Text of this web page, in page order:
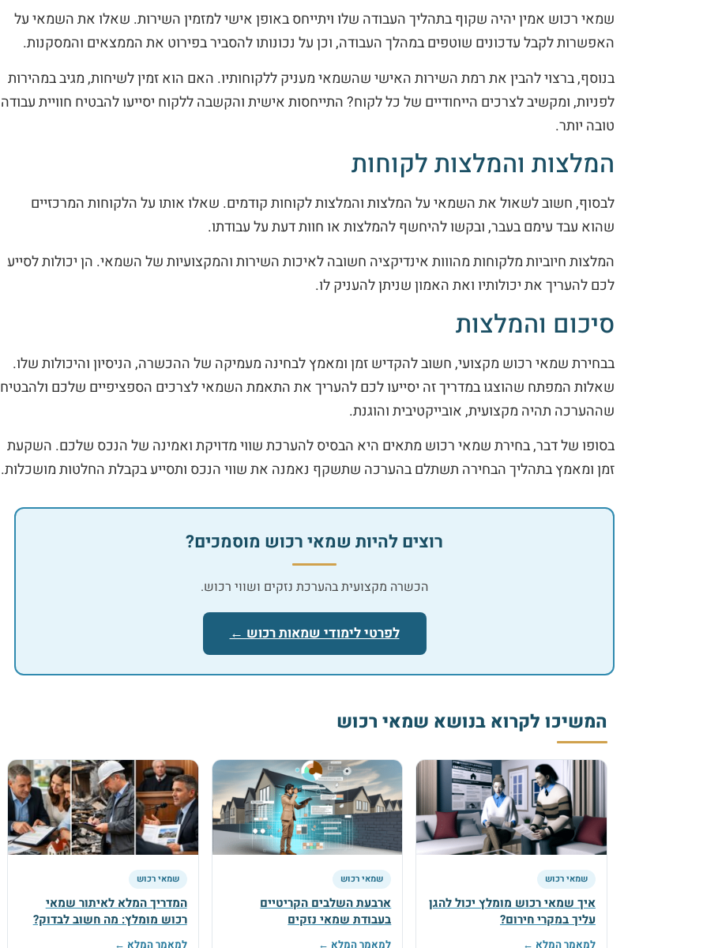
שמאי רכוש אמין יהיה שקוף בתהליך העבודה שלו ויתייחס באופן אישי למזמין השירות. שאלו את השמאי על
האפשרות לקבל עדכונים שוטפים במהלך העבודה, וכן על נכונותו להסביר בפירוט את הממצאים והמסקנות.
בנוסף, ברצוי להבין את רמת השירות האישי שהשמאי מעניק ללקוחותיו. האם הוא זמין לשיחות, מגיב במהירות
לפניות, ומקשיב לצרכים הייחודיים של כל לקוח? התייחסות אישית והקשבה ללקוח יסייעו להבטיח חוויית עבודה
טובה יותר.
המלצות והמלצות לקוחות
לבסוף, חשוב לשאול את השמאי על המלצות והמלצות לקוחות קודמים. שאלו אותו על הלקוחות המרכזיים
שהוא עבד עימם בעבר, ובקשו להיחשף להמלצות או חוות דעת על עבודתו.
המלצות חיוביות מלקוחות מהווות אינדיקציה חשובה לאיכות השירות והמקצועיות של השמאי. הן יכולות לסייע
לכם להעריך את יכולותיו ואת האמון שניתן להעניק לו.
סיכום והמלצות
בבחירת שמאי רכוש מקצועי, חשוב להקדיש זמן ומאמץ לבחינה מעמיקה של ההכשרה, הניסיון והיכולות שלו.
שאלות המפתח שהוצגו במדריך זה יסייעו לכם להעריך את התאמת השמאי לצרכים הספציפיים שלכם ולהבטיח
שההערכה תהיה מקצועית, אובייקטיבית והוגנת.
בסופו של דבר, בחירת שמאי רכוש מתאים היא הבסיס להערכת שווי מדויקת ואמינה של הנכס שלכם. השקעת
זמן ומאמץ בתהליך הבחירה תשתלם בהערכה שתשקף נאמנה את שווי הנכס ותסייע בקבלת החלטות מושכלות.
רוצים להיות שמאי רכוש מוסמכים?
הכשרה מקצועית בהערכת נזקים ושווי רכוש.
לפרטי לימודי שמאות רכוש ←
המשיכו לקרוא בנושא שמאי רכוש
שמאי רכוש
איך שמאי רכוש מומלץ יכול להגן
עליך במקרי חירום?
למאמר המלא ←
שמאי רכוש
ארבעת השלבים הקריטיים
בעבודת שמאי נזקים
למאמר המלא ←
שמאי רכוש
המדריך המלא לאיתור שמאי
רכוש מומלץ: מה חשוב לבדוק?
למאמר המלא ←